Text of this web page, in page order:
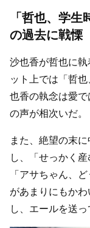
「哲也、学
の過去に戦慄
沙也香が哲也に
ット上では「哲
也香の執念は愛
の声が相次いだ。
また、絶望の末
し、「せっかく
「アサちゃん、
があまりにもか
し、エールを送っ